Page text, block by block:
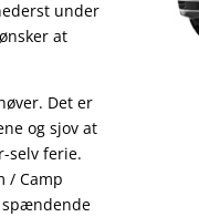
under
at
Det er
og sjov at
selv ferie.
/ Camp
spændende